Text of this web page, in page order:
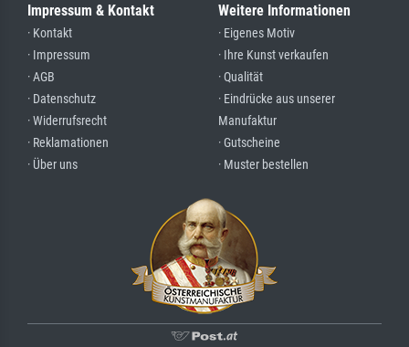
Impressum & Kontakt
· Kontakt
· Impressum
· AGB
· Datenschutz
· Widerrufsrecht
· Reklamationen
· Über uns
Weitere Informationen
· Eigenes Motiv
· Ihre Kunst verkaufen
· Qualität
· Eindrücke aus unserer
Manufaktur
· Gutscheine
· Muster bestellen